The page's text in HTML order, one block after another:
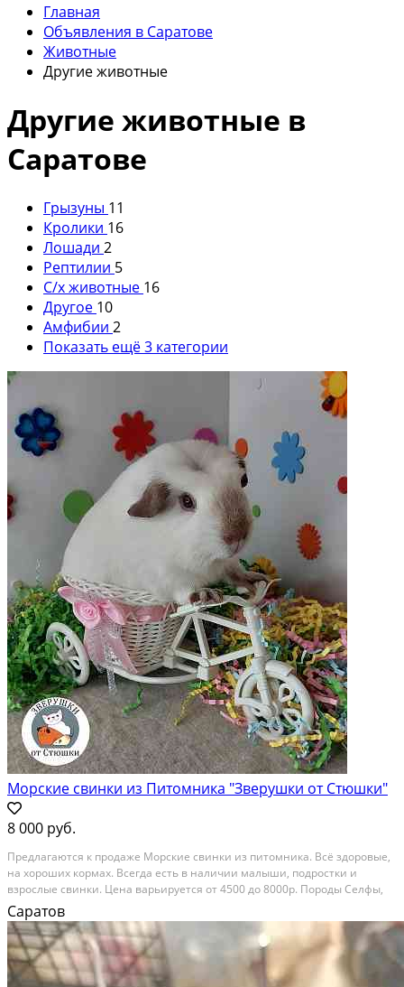
Главная
Объявления в Саратове
Животные
Другие животные
Другие животные в
Саратове
Грызуны 11
Кролики 16
Лошади 2
Рептилии 5
С/х животные 16
Другое 10
Амфибии 2
Показать ещё 3 категории
Морские свинки из Питомника "Зверушки от Стюшки"
8 000 руб.
Предлагаются к продаже Морские свинки из питомника. Всё здоровые,
на хороших кормах. Всегда есть в наличии малыши, подростки и
взрослые свинки. Цена варьируется от 4500 до 8000р. Породы Селфы,
Коестеды, Калифорнийцы, панды. Окрасы : белые, крема, красные,
серебро шиншиллы. Возраст малышей от...
Саратов